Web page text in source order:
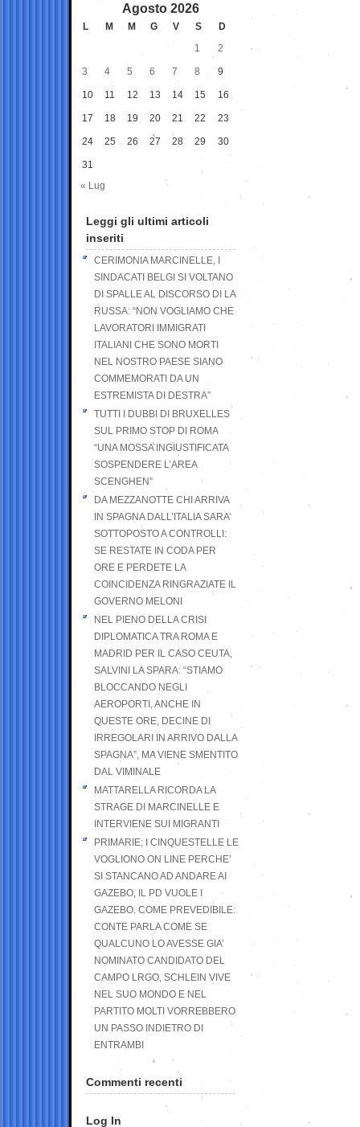
Agosto 2026
L M M G V S
D
1
2
3 4 5 6 7 8 9
10 11 12 13 14 15 16
17 18 19 20 21 22 23
24 25 26 27 28 29 30
31
« Lug
Leggi gli ultimi articoli
inseriti
CERIMONIA MARCINELLE, I
SINDACATI BELGI SI VOLTANO
DI SPALLE AL DISCORSO DI LA
RUSSA: “NON VOGLIAMO CHE
LAVORATORI IMMIGRATI
ITALIANI CHE SONO MORTI
NEL NOSTRO PAESE SIANO
COMMEMORATI DA UN
ESTREMISTA DI DESTRA”
TUTTI I DUBBI DI BRUXELLES
SUL PRIMO STOP DI ROMA
“UNA MOSSA INGIUSTIFICATA
SOSPENDERE L’AREA
SCENGHEN”
DA MEZZANOTTE CHI ARRIVA
IN SPAGNA DALL’ITALIA SARA’
SOTTOPOSTO A CONTROLLI:
SE RESTATE IN CODA PER
ORE E PERDETE LA
COINCIDENZA RINGRAZIATE IL
GOVERNO MELONI
NEL PIENO DELLA CRISI
DIPLOMATICA TRA ROMA E
MADRID PER IL CASO CEUTA,
SALVINI LA SPARA: “STIAMO
BLOCCANDO NEGLI
AEROPORTI, ANCHE IN
QUESTE ORE, DECINE DI
IRREGOLARI IN ARRIVO DALLA
SPAGNA”, MA VIENE SMENTITO
DAL VIMINALE
MATTARELLA RICORDA LA
STRAGE DI MARCINELLE E
INTERVIENE SUI MIGRANTI
PRIMARIE; I CINQUESTELLE LE
VOGLIONO ON LINE PERCHE’
SI STANCANO AD ANDARE AI
GAZEBO, IL PD VUOLE I
GAZEBO. COME PREVEDIBILE:
CONTE PARLA COME SE
QUALCUNO LO AVESSE GIA’
NOMINATO CANDIDATO DEL
CAMPO LRGO, SCHLEIN VIVE
NEL SUO MONDO E NEL
PARTITO MOLTI VORREBBERO
UN PASSO INDIETRO DI
ENTRAMBI
Commenti recenti
Log In